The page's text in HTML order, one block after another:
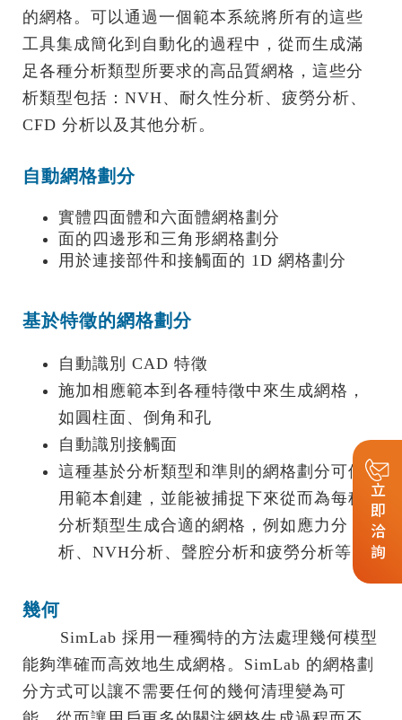
的網格。可以通過一個範本系統將所有的這些
工具集成簡化到自動化的過程中，從而生成滿
足各種分析類型所要求的高品質網格，這些分
析類型包括：NVH、耐久性分析、疲勞分析、
CFD 分析以及其他分析。
自動網格劃分
實體四面體和六面體網格劃分
面的四邊形和三角形網格劃分
用於連接部件和接觸面的 1D 網格劃分
基於特徵的網格劃分
自動識別 CAD 特徵
施加相應範本到各種特徵中來生成網格，
如圓柱面、倒角和孔
自動識別接觸面
這種基於分析類型和準則的網格劃分可使
用範本創建，並能被捕捉下來從而為每種
分析類型生成合適的網格，例如應力分
析、NVH分析、聲腔分析和疲勞分析等
幾何
SimLab 採用一種獨特的方法處理幾何模型
能夠準確而高效地生成網格。SimLab 的網格劃
分方式可以讓不需要任何的幾何清理變為可
立即洽詢